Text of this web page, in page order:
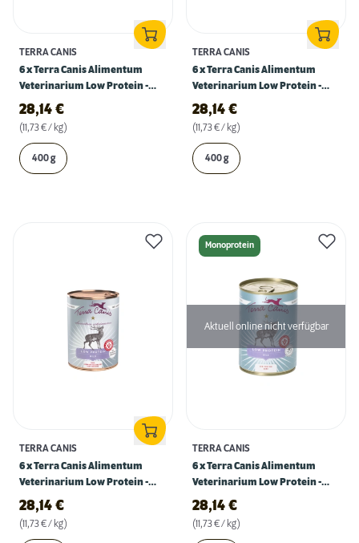
TERRA CANIS
6 x Terra Canis Alimentum
Veterinarium Low Protein -
Huhn
28,14 €
(11,73 € / kg)
400 g
TERRA CANIS
6 x Terra Canis Alimentum
Veterinarium Low Protein -
Kalb
28,14 €
(11,73 € / kg)
400 g
TERRA CANIS
6 x Terra Canis Alimentum
Veterinarium Low Protein -
Wild
28,14 €
(11,73 € / kg)
Monoprotein
Aktuell online nicht verfügbar
TERRA CANIS
6 x Terra Canis Alimentum
Veterinarium Low Protein -
Wild
28,14 €
(11,73 € / kg)